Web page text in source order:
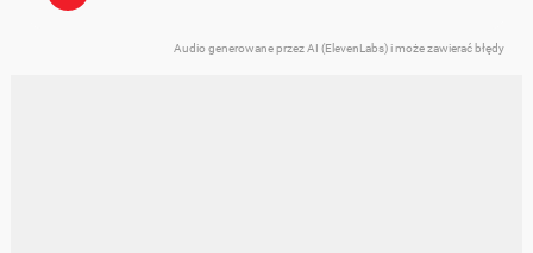
Audio generowane przez AI (ElevenLabs) i może zawierać błędy